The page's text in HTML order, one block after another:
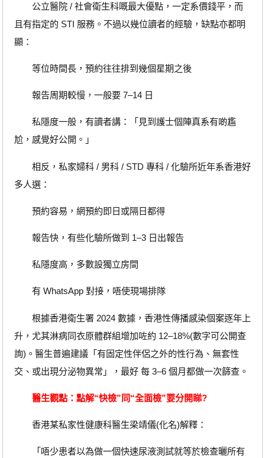
公立醫院 / 社會衛生科嘅最大優點，一定系價錢平，而
且有指定的 STI 服務。不過以幾位讀者的經驗，缺點亦都明
顯：
等位時間長，預約往往排到幾個星期之後
報告周期較慢，一般要 7–14 日
私隱度一般，有讀者講：「見到護士個陣真系有啲尷
尬，感覺好公開。」
相反，私家婦科 / 男科 / STD 專科 / 化驗所近年系香港好
多人選：
預約容易，網預約即日或隔日都得
報告快，有些化驗所做到 1–3 日出報告
私隱度高，多數設獨立房間
有 WhatsApp 對接，唔使現場排隊
根據香港衛生署 2024 數據，香港性傳播感染個案逐年上
升，尤其淋病同衣原體群組增加咗約 12–18%(數字可公開查
詢)。醫生普遍建議「有固定性伴侶之外的性行為、無套性
交、或出現分泌物異常」，最好 每 3–6 個月都做一次篩查。
醫生觀點：點解“快檢”同“全面檢”要分開睇?
香港某私家性健康科醫生梁靖儀(化名)解釋：
「唔少患者以為做一個快速尿液測試就等於檢查曬所有